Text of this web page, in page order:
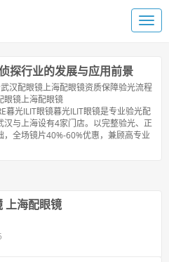
探行业的发展与应用前景
汉配眼镜上海配眼镜资质保障验光流程
眼镜上海配眼镜
暮光ILIT眼镜暮光ILIT眼镜是专业验光配
与上海设有4家门店。以完整验光、正
全场镜片40%-60%优惠，兼顾高专业
上海配眼镜